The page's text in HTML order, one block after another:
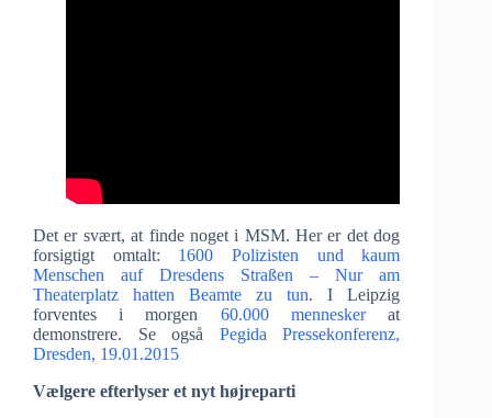
Det er svært, at finde noget i MSM. Her er det dog
forsigtigt omtalt: 1600 Polizisten und kaum
Menschen auf Dresdens Straßen – Nur am
Theaterplatz hatten Beamte zu tun. I Leipzig
forventes i morgen 60.000 menneskerat
demonstrere. Se også Pegida Pressekonferenz,
Dresden, 19.01.2015
Vælgere efterlyser et nyt højreparti